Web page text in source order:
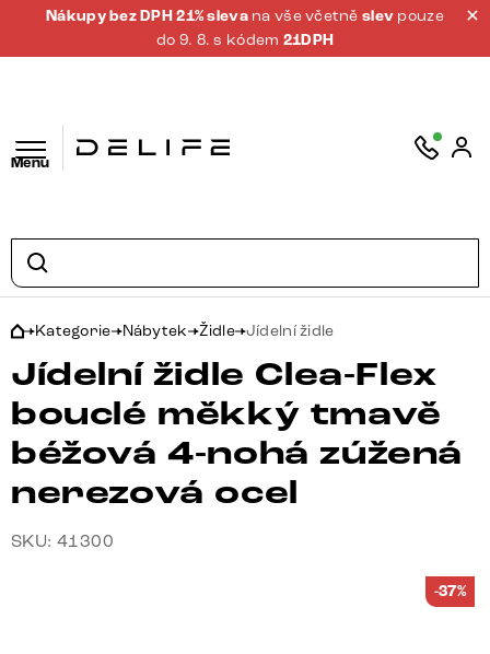
Nákupy bez DPH 21% sleva na vše včetněslev pouze
do 9. 8. s kódem 21DPH
Menu
Kategorie Nábytek Židle Jídelní židle
Jídelní židle Clea-Flex
bouclé měkký tmavě
béžová 4-nohá zúžená
nerezová ocel
SKU: 41300
-37%